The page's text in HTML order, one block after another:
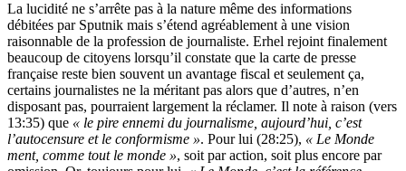
La lucidité ne s’arrête pas à la nature même des informations
débitées par Sputnik mais s’étend agréablement à une vision
raisonnable de la profession de journaliste. Erhel rejoint finalement
beaucoup de citoyens lorsqu’il constate que la carte de presse
française reste bien souvent un avantage fiscal et seulement ça,
certains journalistes ne la méritant pas alors que d’autres, n’en
disposant pas, pourraient largement la réclamer. Il note à raison (vers
13:35) que « le pire ennemi du journalisme, aujourd’hui, c’est
l’autocensure et le conformisme ». Pour lui (28:25), « Le Monde
ment, comme tout le monde », soit par action, soit plus encore par